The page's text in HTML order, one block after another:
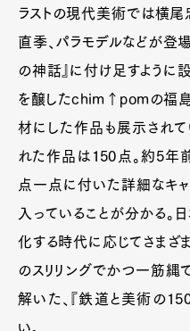
ラストの現代美術では横
直季、パラモデルなどが登
の神話』に付け足すように
を醸したchim↑pomの福
材にした作品も展示され
れた作品は150点。約5年
点一点に付いた詳細なキ
入っていることが分かる。
化する時代に応じてさまざ
のスリリングでかつ一筋
解いた、『鉄道と美術の
い。